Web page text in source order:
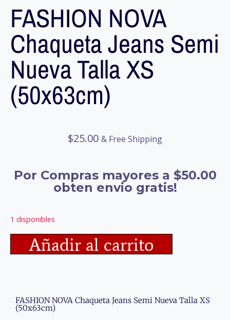
FASHION NOVA
Chaqueta Jeans Semi
Nueva Talla XS
(50x63cm)
$25.00 & Free Shipping
Por Compras mayores a $50.00
obten envio gratis!
1 disponibles
Añadir al carrito
FASHION NOVA Chaqueta Jeans Semi Nueva Talla XS
(50x63cm)